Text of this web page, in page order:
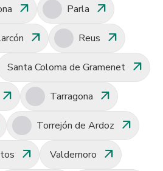
arrow_outward Parla arrow_outward
arrow_outward Reus arrow_outward
Santa Coloma de Gramenet arrow_outward
arrow_outward Tarragona arrow_outward
Torrejón de Ardoz arrow_outward
arrow_outward Valdemoro arrow_outward